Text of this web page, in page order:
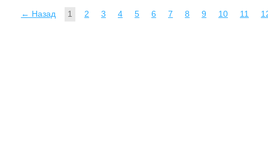
← Назад 1 2 3 4 5 6 7 8 9 10 11